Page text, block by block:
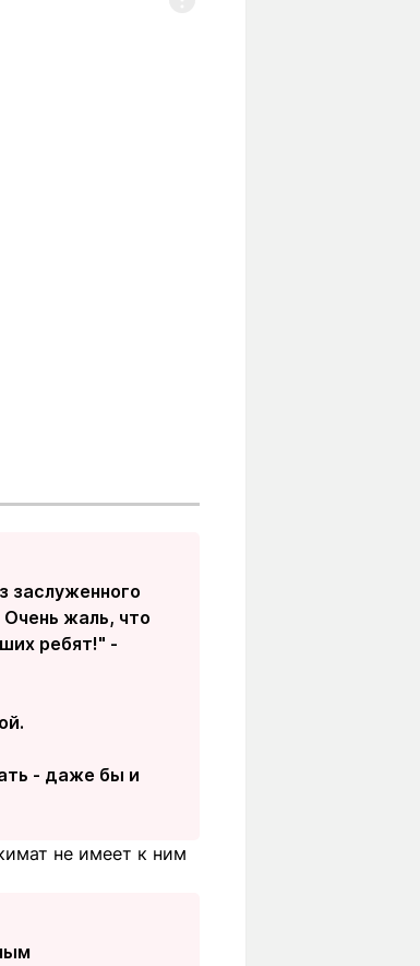
заслуженного
жаль, что
ребят!" -
- даже бы и
не имеет к ним